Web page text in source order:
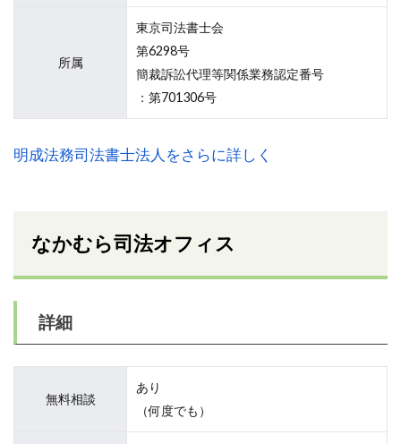
所属
東京司法書士会
第6298号
簡裁訴訟代理等関係業務認定番号
：第701306号
明成法務司法書士法人をさらに詳しく
なかむら司法オフィス
詳細
無料相談
あり
（何度でも）